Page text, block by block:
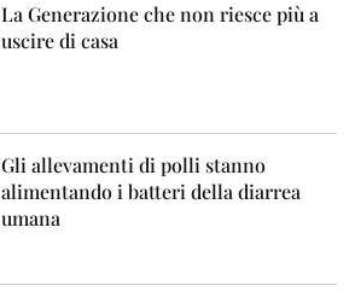
La Generazione che non riesce più a
uscire di casa
Gli allevamenti di polli stanno
alimentando i batteri della diarrea
umana